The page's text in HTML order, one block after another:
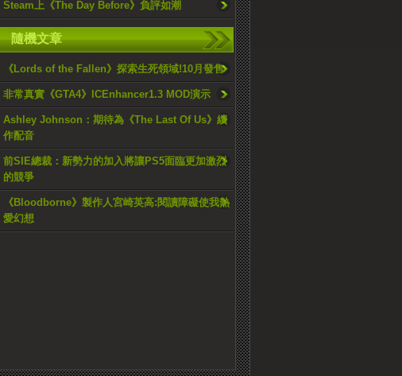
Steam上《The Day Before》負評如潮
隨機文章
《Lords of the Fallen》探索生死領域!10月發售
非常真實《GTA4》ICEnhancer1.3 MOD演示
Ashley Johnson：期待為《The Last Of Us》續
作配音
前SIE總裁：新勢力的加入將讓PS5面臨更加激烈
的競爭
《Bloodborne》製作人宮崎英高:閱讀障礙使我熱
愛幻想